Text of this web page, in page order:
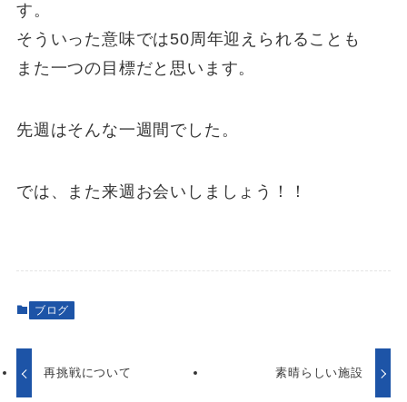
す。
そういった意味では50周年迎えられることも
また一つの目標だと思います。
先週はそんな一週間でした。
では、また来週お会いしましょう！！
ブログ
再挑戦について 素晴らしい施設